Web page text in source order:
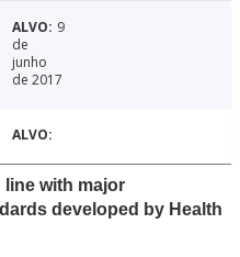
9
de
junho
de 2017
line with major
developed by Health